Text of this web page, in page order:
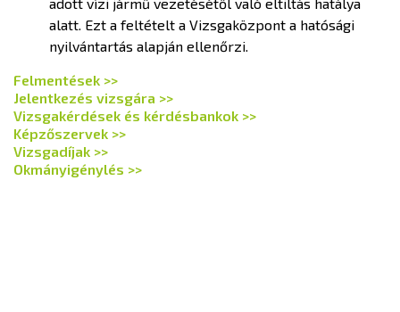
alatt. Ezt a feltételt a Vizsgaközpont a hatósági
nyilvántartás alapján ellenőrzi.
Felmentések >>
Jelentkezés vizsgára >>
Vizsgakérdések és kérdésbankok >>
Képzőszervek >>
Vizsgadíjak >>
Okmányigénylés >>